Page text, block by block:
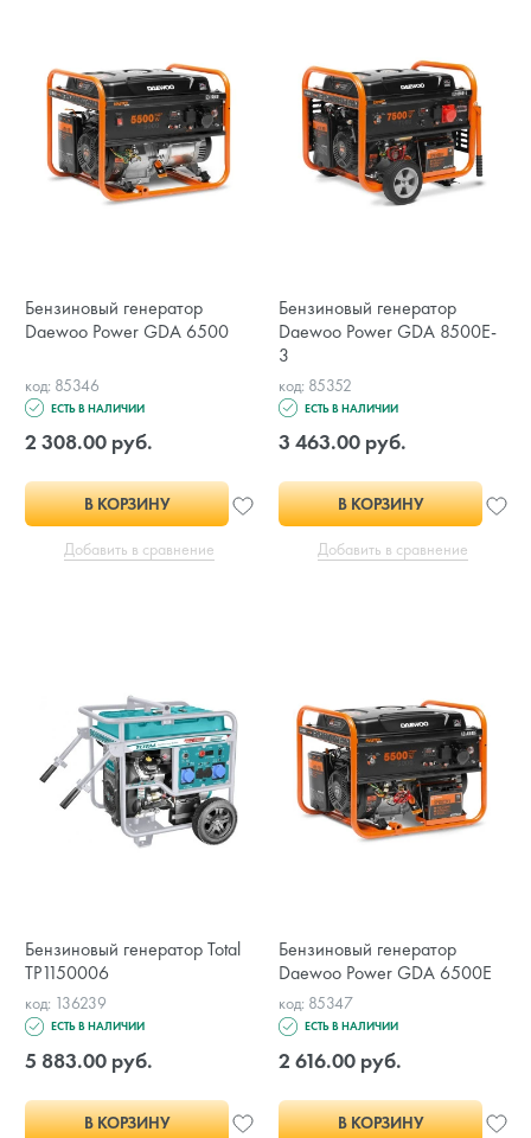
Бензиновый генератор
Daewoo Power GDA 6500
код: 85346
ЕСТЬ В НАЛИЧИИ
2 308.00 руб.
В КОРЗИНУ
Добавить в сравнение
Бензиновый генератор
Daewoo Power GDA 8500E-
3
код: 85352
ЕСТЬ В НАЛИЧИИ
3 463.00 руб.
В КОРЗИНУ
Добавить в сравнение
Бензиновый генератор Total
TP1150006
код: 136239
ЕСТЬ В НАЛИЧИИ
5 883.00 руб.
В КОРЗИНУ
Бензиновый генератор
Daewoo Power GDA 6500E
код: 85347
ЕСТЬ В НАЛИЧИИ
2 616.00 руб.
В КОРЗИНУ